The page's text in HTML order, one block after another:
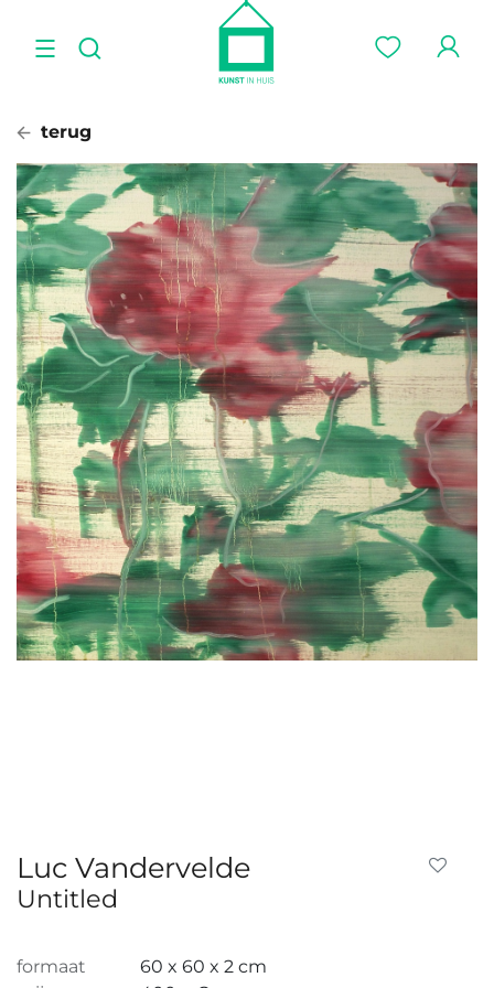
terug
Luc Vandervelde
Untitled
formaat
60 x 60 x 2 cm